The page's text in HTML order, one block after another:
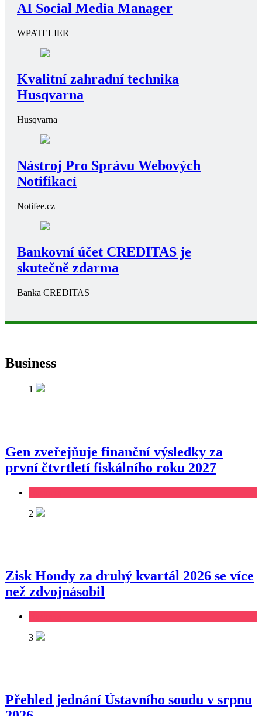
AI Social Media Manager
WPATELIER
Kvalitní zahradní technika
Husqvarna
Husqvarna
Nástroj Pro Správu Webových
Notifikací
Notifee.cz
Bankovní účet CREDITAS je
skutečně zdarma
Banka CREDITAS
Business
1
Gen zveřejňuje finanční výsledky za
první čtvrtletí fiskálního roku 2027
2
Zisk Hondy za druhý kvartál 2026 se více
než zdvojnásobil
3
Přehled jednání Ústavního soudu v srpnu